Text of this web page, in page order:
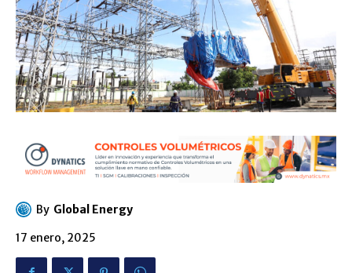
By Global Energy
17 enero, 2025